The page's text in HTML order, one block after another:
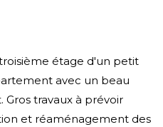
étage d'un petit
avec un beau
travaux à prévoir
et réaménagement des